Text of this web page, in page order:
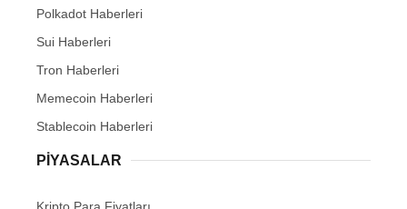
Polkadot Haberleri
Sui Haberleri
Tron Haberleri
Memecoin Haberleri
Stablecoin Haberleri
PIYASALAR
Kripto Para Fiyatları